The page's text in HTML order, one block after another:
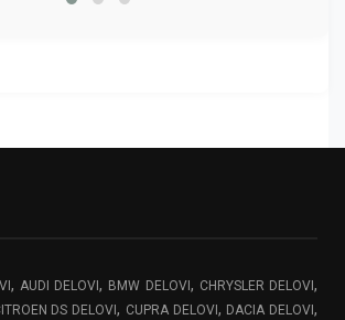
, AUDI DELOVI, BMW DELOVI, CHRYSLER DELOVI,
DS DELOVI, CUPRA DELOVI, DACIA DELOVI,